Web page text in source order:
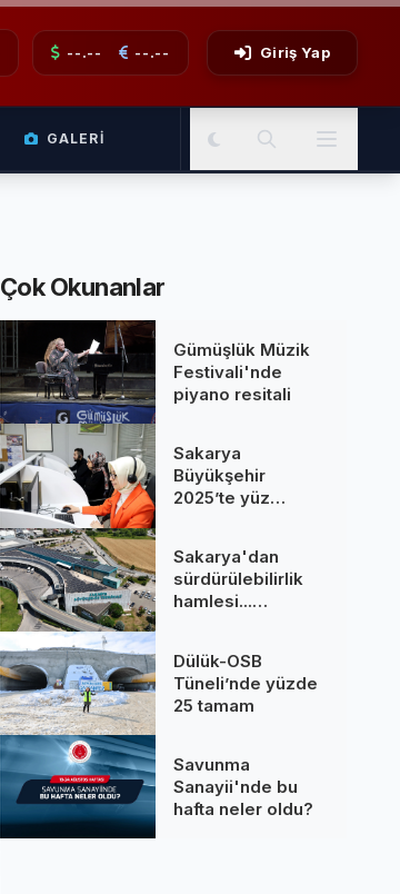
--.-- --.-- Giriş Yap
GALERI
Çok Okunanlar
Gümüşlük Müzik
Festivali'nde
piyano resitali
Sakarya
Büyükşehir
2025’te yüz
çağrı cevaplandı
Sakarya'dan
sürdürülebilirlik
hamlesi...
üretiyor
Dülük-OSB
Tüneli’nde yüzde
25 tamam
Savunma
Sanayii'nde bu
hafta neler oldu?